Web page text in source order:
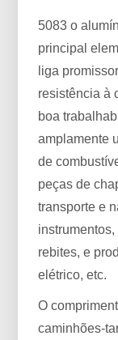
5083 o
principal
liga
resistência à
boa
amplamente
de
peças de
transporte e
rebites, e
elétrico, etc.
O
caminhões-